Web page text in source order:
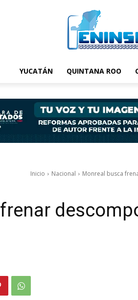
YUCATÁN QUINTANA ROO
Inicio Nacional Monreal busca